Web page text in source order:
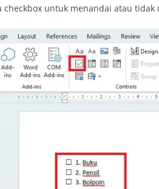
checkbox untuk menandai atau tidak